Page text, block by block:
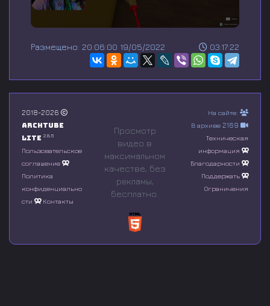
e
n
o
f
0
s
o
n
d
03:17:22
Размещено: 20:06:00 19/05/2022
2018-2026
Archtube
Lite 2.8.5
Пользовательское
соглашение
Политика
конфиденциально
сти
Контакты
Просмотр
видео в
максимальном
качестве, без
рeкламы,
бесплатно.
На сайте:
В архиве 2169
Техническая
информация
Благодарности
Поддержать
Ограничения